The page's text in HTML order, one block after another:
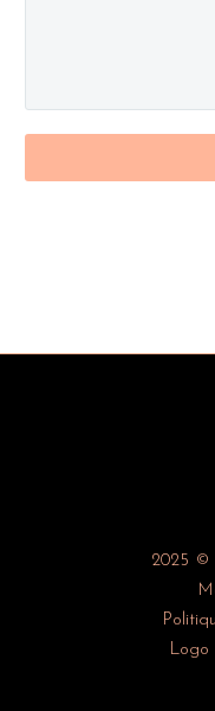
2025 ©
Logo